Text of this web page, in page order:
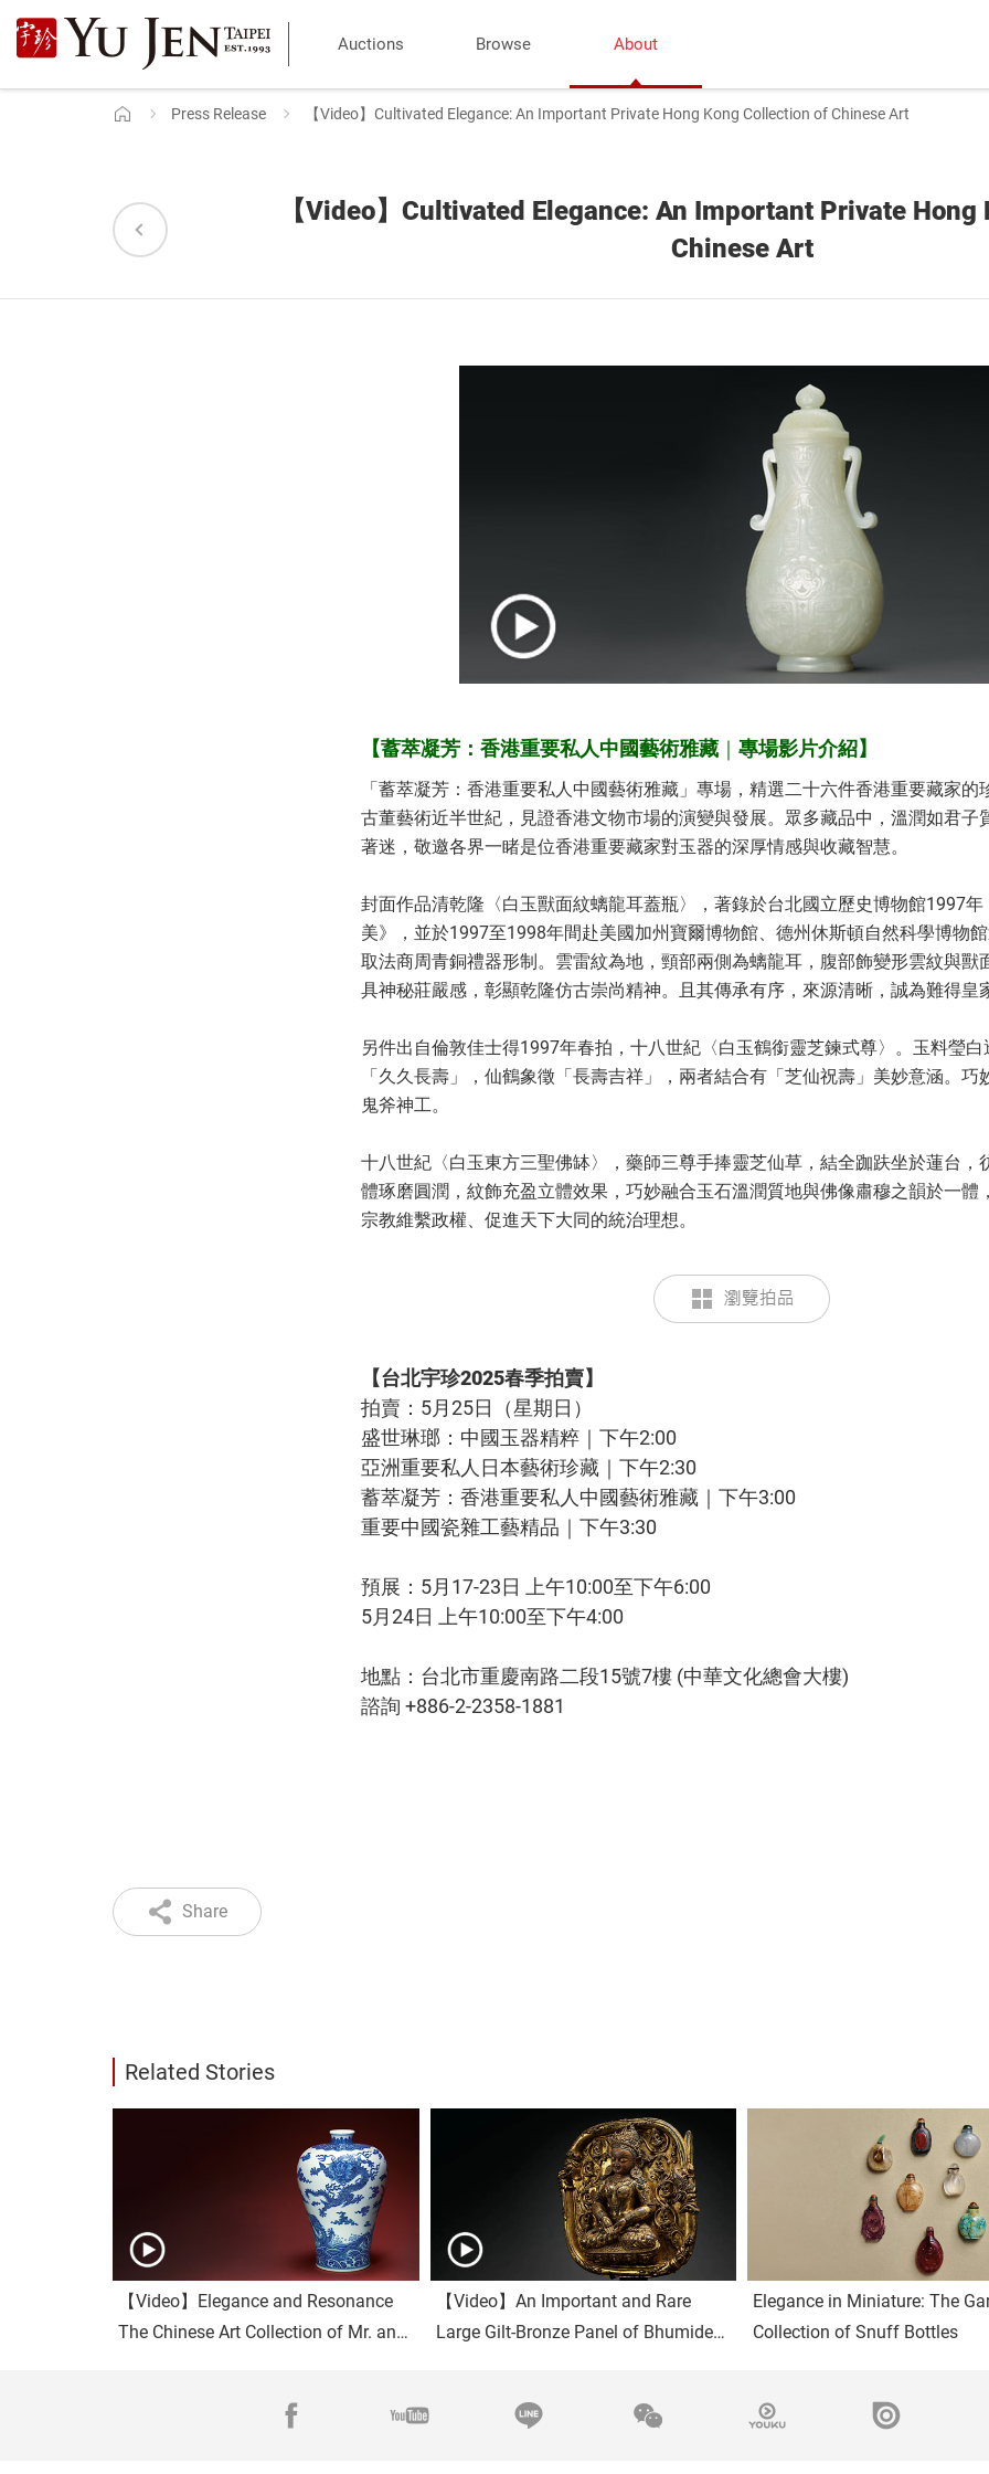
Yu
Jen
Taipei
Antique
Auction
Auctions Browse About
Home Press Release 【Video】Cultivated Elegance: An Important Private Hong Kong Collection of Chinese Art
【Video】Cultivated Elegance: An Important Private
Chinese Art
【蓄萃凝芳：香港重要私人中國藝術雅藏 ｜ 專場影片介紹】
「蓄萃凝芳：香港重要私人中國藝術雅藏」專場，精選二十六件香港重要藏家的
古董藝術近半世紀，見證香港文物市場的演變與發展。眾多藏品中，溫潤如君子
著迷，敬邀各界一睹是位香港重要藏家對玉器的深厚情感與收藏智慧。
封面作品清乾隆〈白玉獸面紋螭龍耳蓋瓶〉，著錄於台北國立歷史博物館1997年
美》，並於1997至1998年間赴美國加州寶爾博物館、德州休斯頓自然科學博物
取法商周青銅禮器形制。雲雷紋為地，頸部兩側為螭龍耳，腹部飾變形雲紋與獸
具神秘莊嚴感，彰顯乾隆仿古崇尚精神。且其傳承有序，來源清晰，誠為難得皇
另件出自倫敦佳士得1997年春拍，十八世紀〈白玉鶴銜靈芝鍊式尊〉。玉料瑩
「久久長壽」，仙鶴象徵「長壽吉祥」，兩者結合有「芝仙祝壽」美妙意涵。巧
鬼斧神工。
十八世紀〈白玉東方三聖佛缽〉，藥師三尊手捧靈芝仙草，結全跏趺坐於蓮台，
體琢磨圓潤，紋飾充盈立體效果，巧妙融合玉石溫潤質地與佛像肅穆之韻於一體
宗教維繫政權、促進天下大同的統治理想。
【台北宇珍2025春季拍賣】
拍賣：5月25日（星期日）
盛世琳瑯：中國玉器精粹｜下午2:00
亞洲重要私人日本藝術珍藏｜下午2:30
蓄萃凝芳：香港重要私人中國藝術雅藏｜下午3:00
重要中國瓷雜工藝精品｜下午3:30
預展：5月17-23日 上午10:00至下午6:00
5月24日 上午10:00至下午4:00
地點：台北市重慶南路二段15號7樓 (中華文化總會大樓)
諮詢 +886-2-2358-1881
Share
Related Stories
【Video】Elegance and Resonance
The Chinese Art Collection of Mr. and
【Video】An Important and Rare
Large Gilt-Bronze Panel of Bhumidevi
Elegance in Miniature: The
Collection of Snuff Bottles